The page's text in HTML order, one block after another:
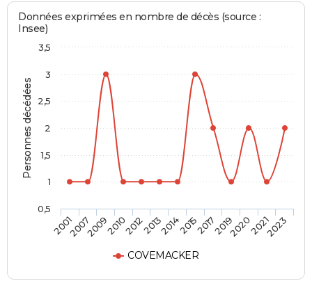
Personnes décédées
Données exprimées en nombre de décès (source :
Insee)
COVEMACKER
2001200720092010201220132014201520172019202020212023
0,5
1
1,5
2
2,5
3
3,5